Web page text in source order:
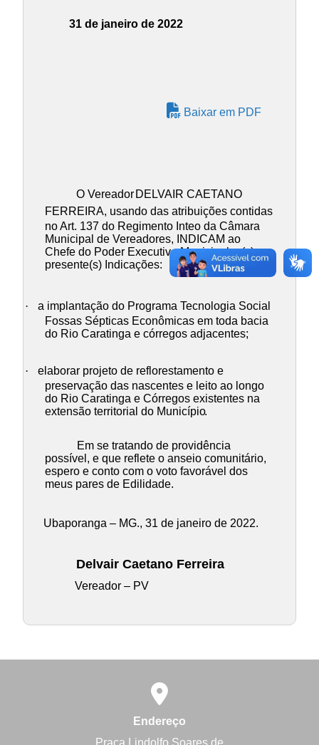
31 de janeiro de 2022
Baixar em PDF
O Vereador DELVAIR CAETANO
FERREIRA, usando das atribuições contidas
no Art. 137 do Regimento Inteo da Câmara
Municipal de Vereadores, INDICAM ao
Chefe do Poder Executivo Municipal, a(s)
presente(s) Indicações:
·
a implantação do Programa Tecnologia Social
Fossas Sépticas Econômicas em toda bacia
do Rio Caratinga e córregos adjacentes;
·
elaborar projeto de reflorestamento e
preservação das nascentes e leito ao longo
do Rio Caratinga e Córregos existentes na
extensão territorial do Município.
Em se tratando de providência
possível, e que reflete o anseio comunitário,
espero e conto com o voto favorável dos
meus pares de Edilidade.
Ubaporanga – MG., 31 de janeiro de 2022.
Delvair Caetano Ferreira
Vereador – PV
Endereço